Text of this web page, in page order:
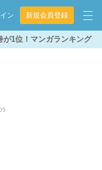
ン 新規会員登録
が1位！マンガランキング